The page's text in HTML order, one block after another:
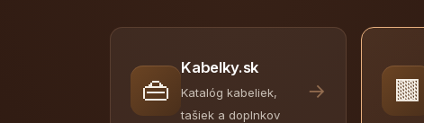
👜
Kabelky.sk
Katalóg kabeliek,
tašiek a doplnkov
→ 🟫